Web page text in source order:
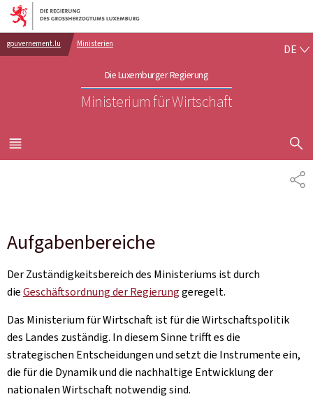
Zur Hauptnavigation
Zum Inhalt
gouvernement.lu Ministerien
Die Luxemburger Regierung
Ministerium für Wirtschaft
DE
MENÜ
HAUPT-
Aufgabenbereiche
Der Zuständigkeitsbereich des Ministeriums ist durch
dieGeschäftsordnung der Regierunggeregelt.
Das Ministerium für Wirtschaft ist für die Wirtschaftspolitik
des Landes zuständig. In diesem Sinne trifft es die
strategischen Entscheidungen und setzt die Instrumente ein,
die für die Dynamik und die nachhaltige Entwicklung der
nationalen Wirtschaft notwendig sind.